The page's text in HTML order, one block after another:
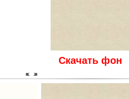
Скачать фон
В реальном размере